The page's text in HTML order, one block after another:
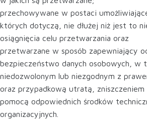
przechowywane w postaci
których dotyczą, nie dłużej niż jest to
osiągnięcia celu przetwarzania oraz
przetwarzane w sposób zapewniający
bezpieczeństwo danych osobowych, w
niedozwolonym lub niezgodnym z
oraz przypadkową utratą, zniszczeniem
pomocą odpowiednich środków
organizacyjnych.